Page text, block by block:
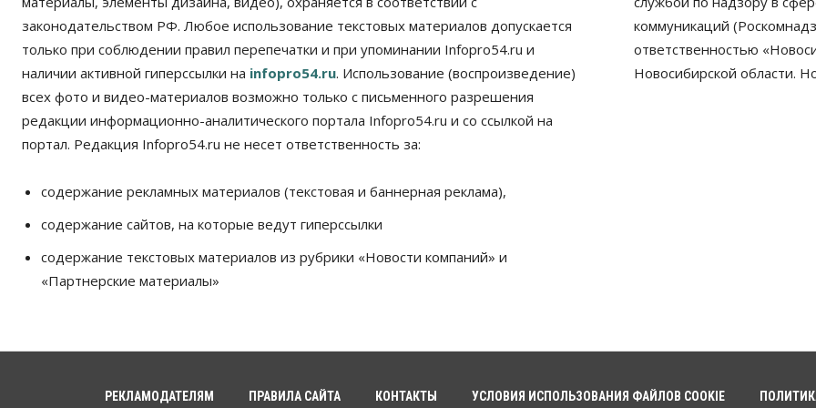
законодательством РФ. Любое использование текстовых материалов допускается
только при соблюдении правил перепечатки и при упоминании Infopro54.ru и
наличии активной гиперссылки на infopro54.ru. Использование (воспроизведение)
всех фото и видео-материалов возможно только с письменного разрешения
редакции информационно-аналитического портала Infopro54.ru и со ссылкой на
портал. Редакция Infopro54.ru не несет ответственность за:
содержание рекламных материалов (текстовая и баннерная реклама),
содержание сайтов, на которые ведут гиперссылки
содержание текстовых материалов из рубрики «Новости компаний» и
«Партнерские материалы»
коммуникаций
ответственностью
Новосибирской области.
РЕКЛАМОДАТЕЛЯМ ПРАВИЛА САЙТА КОНТАКТЫ УСЛОВИЯ ИСПОЛЬЗОВАНИЯ ФАЙЛОВ COOKIE